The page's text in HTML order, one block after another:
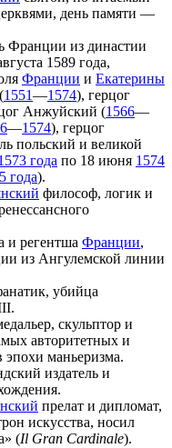
день памяти —
Франции из династии
1589 года,
Франции и Екатерины
(1551—1574), герцог
Анжуйский (1566—
—1574), герцог
польский и великой
года по 18 июня 1574
года).
философ, логик и
и регентша Франции,
из Ангулемской линии
убийца
.
, скульптор и
авторитетных и
эпохи маньеризма.
издатель и
прелат и дипломат,
искусства, носил
» (Il Gran Cardinale).